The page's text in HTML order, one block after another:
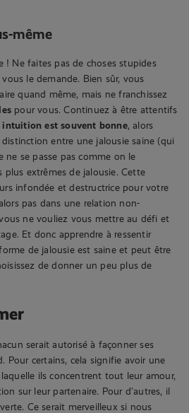
même
! Ne faites pas de choses stupides
le demande. Bien sûr, vous
quand même, mais ne franchissez
pour vous. Continuez à être attentifs
intuition est souvent bonne, alors
entre une jalousie saine (qui
ne se passe pas comme on le
extrêmes de jalousie. Cette
infondée et destructrice pour votre
pas dans une relation non-
ne vouliez vous mettre au défi et
Et donc apprendre à ressentir
de jalousie est saine et peut être
de donner un peu plus de
serait autorisé à façonner ses
Pour certains, cela signifie avoir une
ils concentrent tout leur amour,
sur leur partenaire. Pour d’autres, il
Ce serait merveilleux si nous